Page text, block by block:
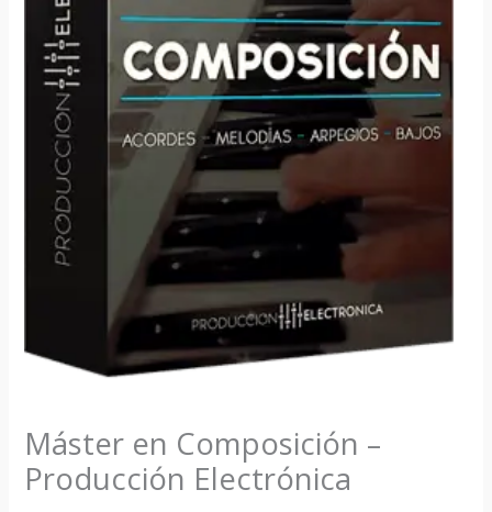
Máster en Composición –
Producción Electrónica